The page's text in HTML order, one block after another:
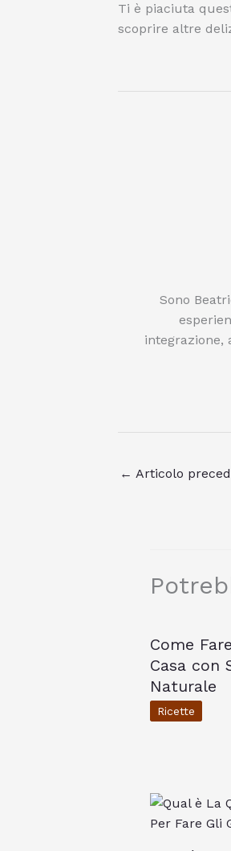
Ti è piaciuta
scoprire altre
Sono
integrazione,
← Articolo
Come
Casa con
Naturale
Ricette